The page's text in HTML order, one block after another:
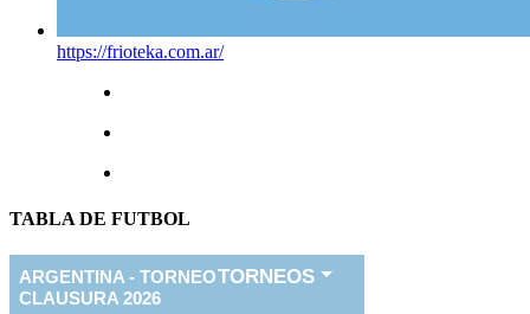
https://frioteka.com.ar/
TABLA DE FUTBOL